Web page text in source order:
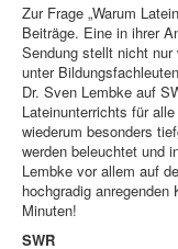
Zur Frage „Warum
Beiträge. Eine in ihrer
Sendung stellt nicht
unter
Dr. Sven Lembke auf
Lateinunterrichts für
wiederum besonders
werden beleuchtet und
Lembke vor allem auf
hochgradig
Minuten!
SWR